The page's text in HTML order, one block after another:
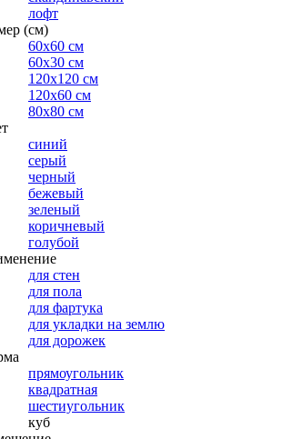
лофт
(см)
60х60 см
60x30 см
120x120 см
120x60 см
80x80 см
синий
серый
черный
бежевый
зеленый
коричневый
голубой
для стен
для пола
для фартука
для укладки на землю
для дорожек
прямоугольник
квадратная
шестиугольник
куб